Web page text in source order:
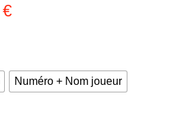
€Rango
de
184,00 €
Numéro + Nom joueur